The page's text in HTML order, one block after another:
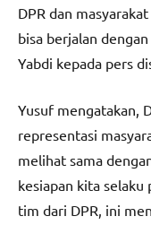
DPR dan
bisa berjalan
Yabdi kepada pers
Yusuf mengatakan,
representasi
melihat sama
kesiapan kita selaku
tim dari DPR, ini